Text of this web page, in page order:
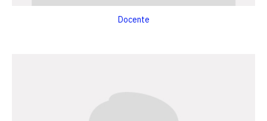
Docente